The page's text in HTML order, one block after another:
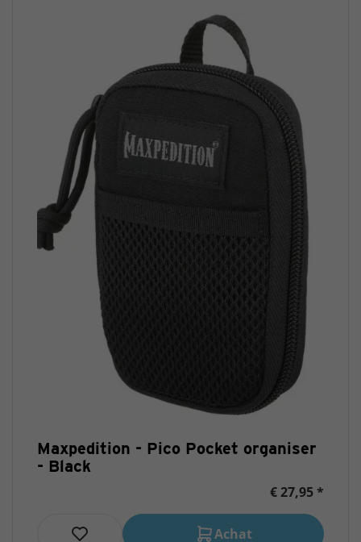
Maxpedition - Pico Pocket organiser
- Black
€ 27,95 *
Achat